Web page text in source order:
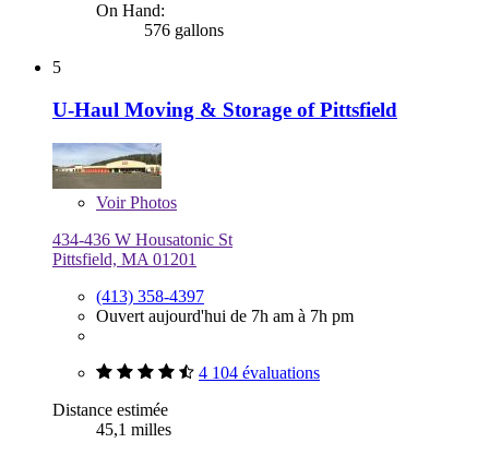
On Hand:
576 gallons
5
U-Haul Moving & Storage of Pittsfield
VoirPhotos
434-436 W Housatonic St
Pittsfield, MA 01201
(413) 358-4397
Ouvert aujourd'hui de 7h am à 7h pm
4 104 évaluations
Distance estimée
45,1 milles